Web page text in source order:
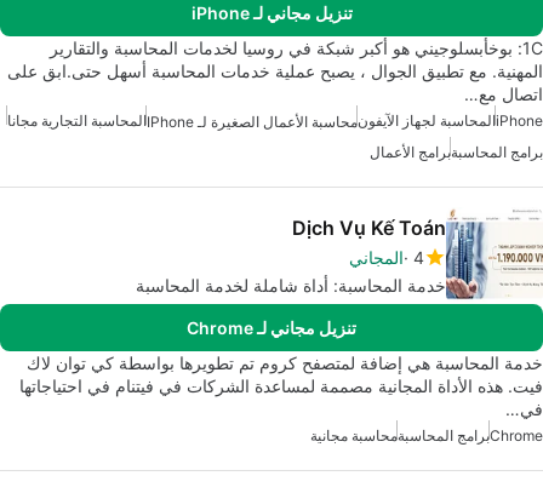
تنزيل مجاني لـ iPhone
1С: بوخأبسلوجيني هو أكبر شبكة في روسيا لخدمات المحاسبة والتقارير
المهنية. مع تطبيق الجوال ، يصبح عملية خدمات المحاسبة أسهل حتى.ابق على
اتصال مع…
iPhoneالمحاسبة لجهاز الآيفونمحاسبة الأعمال الصغيرة لـ IPhone
المحاسبة التجارية مجانا
برامج المحاسبةبرامج الأعمال
Dịch Vụ Kế Toán
4 المجاني
خدمة المحاسبة: أداة شاملة لخدمة المحاسبة
تنزيل مجاني لـ Chrome
خدمة المحاسبة هي إضافة لمتصفح كروم تم تطويرها بواسطة كي توان لاك
فيت. هذه الأداة المجانية مصممة لمساعدة الشركات في فيتنام في احتياجاتها
في…
Chromeبرامج المحاسبةمحاسبة مجانية